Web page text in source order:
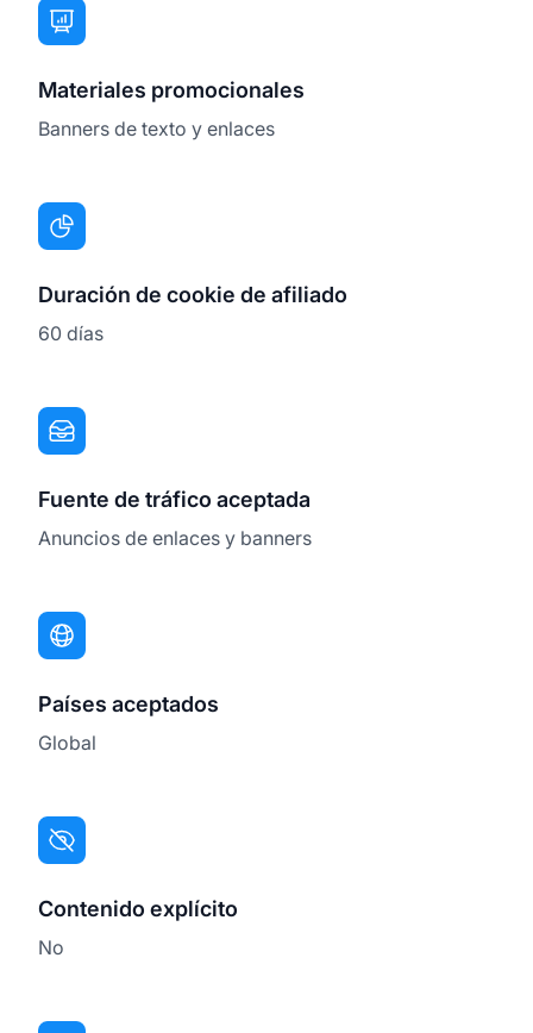
Materiales promocionales
Banners de texto y enlaces
Duración de cookie de afiliado
60 días
Fuente de tráfico aceptada
Anuncios de enlaces y banners
Países aceptados
Global
Contenido explícito
No